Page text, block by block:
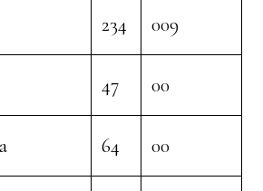
234 009
47 00
64 00